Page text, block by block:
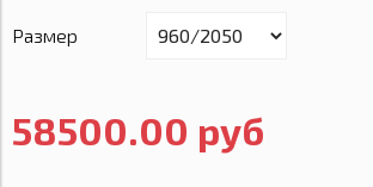
Размер
58500.00 руб